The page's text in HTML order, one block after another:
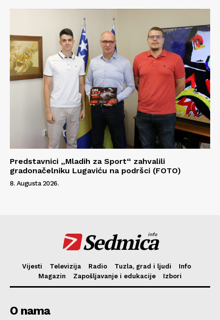
Predstavnici „Mladih za Sport“ zahvalili
gradonačelniku Lugaviću na podršci (FOTO)
8. Augusta 2026.
Sedmica
info
Vijesti Televizija Radio Tuzla, grad i ljudi
Info
Magazin
Zapošljavanje i edukacije Izbori
O nama